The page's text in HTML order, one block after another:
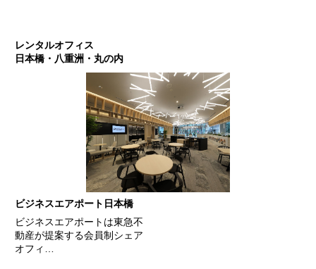
レンタルオフィス
日本橋・八重洲・丸の内
ビジネスエアポート日本橋
ビジネスエアポートは東急不
動産が提案する会員制シェア
オフィ…